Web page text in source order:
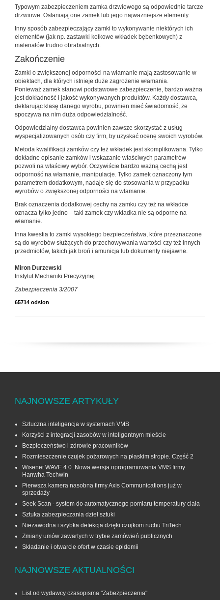
Typowym zabezpieczeniem zamka drzwiowego są odpowiednie tarcze
drzwiowe. Osłaniają one zamek lub jego najważniejsze elementy.
Inny sposób zabezpieczający zamki to wykonywanie niektórych ich
elementów (jak np. zastawki kołkowe wkładek bębenkowych) z
materiałów trudno obrabialnych.
Zakończenie
Zamki o zwiększonej odporności na włamanie mają zastosowanie w
obiektach, dla których istnieje duże zagrożenie włamania.
Ponieważ zamek stanowi podstawowe zabezpieczenie, bardzo ważna
jest dokładność i jakość wykonywanych produktów. Każdy dostawca,
deklarując klasę danego wyrobu, powinien mieć świadomość, że
spoczywa na nim duża odpowiedzialność.
Odpowiedzialny dostawca powinien zawsze skorzystać z usług
wyspecjalizowanych osób czy firm, by uzyskać ocenę swoich wyrobów.
Metoda kwalifikacji zamków czy też wkładek jest skomplikowana. Tylko
dokładne opisanie zamków i wskazanie właściwych parametrów
pozwoli na właściwy wybór. Oczywiście bardzo ważną cechą jest
odporność na włamanie, manipulacje. Tylko zamek oznaczony tym
parametrem dodatkowym, nadaje się do stosowania w przypadku
wyrobów o zwiększonej odporności na włamanie.
Brak oznaczenia dodatkowej cechy na zamku czy też na wkładce
oznacza tylko jedno – taki zamek czy wkładka nie są odporne na
włamanie.
Inna kwestia to zamki wysokiego bezpieczeństwa, które przeznaczone
są do wyrobów służących do przechowywania wartości czy też innych
przedmiotów, takich jak broń i amunicja lub dokumenty niejawne.
Miron Durzewski
Instytut Mechaniki Precyzyjnej
Zabezpieczenia 3/2007
65714 odsłon
NAJNOWSZE ARTYKUŁY
Sztuczna inteligencja w systemach VMS
Korzyści z integracji zasobów w inteligentnym mieście
Bezpieczeństwo i zdrowie pracowników
Rozmieszczenie czujek pożarowych na płaskim stropie. Część 2
Wisenet WAVE 4.0. Nowa wersja oprogramowania VMS firmy
Hanwha Techwin
Pierwsza kamera nasobna firmy Axis Communications już w
sprzedaży
Seek Scan - system do automatycznego pomiaru temperatury ciała
Sztuka zabezpieczania dzieł sztuki
Niezawodna i szybka detekcja dzięki czujkom ruchu TriTech
Zmiany umów zawartych w trybie zamówień publicznych
Składanie i otwarcie ofert w czasie epidemii
NAJNOWSZE AKTUALNOŚCI
List od wydawcy czasopisma "Zabezpieczenia"